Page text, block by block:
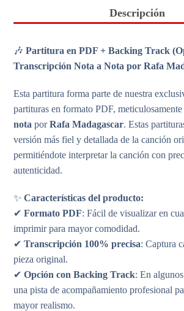
Descripción
🎶Partitura en PDF + Backing Track
Transcripción Nota a Nota por Rafa
Esta partitura forma parte de nuestra
partituras en formato PDF,
nota porRafa Madagascar. Estas
versión más fiel y detallada de la canción
permitiéndote interpretar la canción con
autenticidad.
✨Características del producto:
✔Formato PDF: Fácil de visualizar en
imprimir para mayor comodidad.
✔Transcripción 100% precisa: Captura
pieza original.
✔Opción con Backing Track: En
una pista de acompañamiento profesional
mayor realismo.